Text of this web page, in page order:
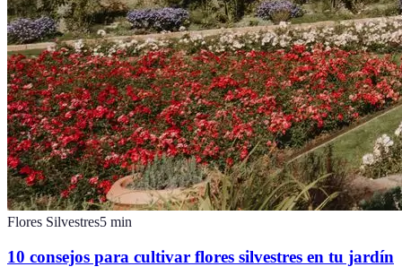
Flores Silvestres5 min
10 consejos para cultivar flores silvestres en tu jardín